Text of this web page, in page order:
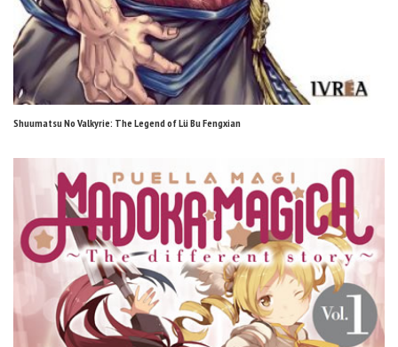
Shuumatsu No Valkyrie: The Legend of Lü Bu Fengxian